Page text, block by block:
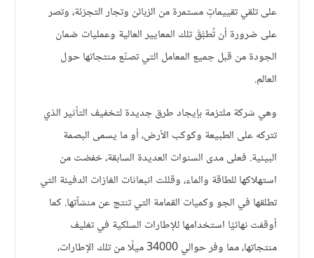
على تلقي تقييماتٍ مستمرة من الزبائن وتجار التجزئة، وتصر
على ضرورة أن تُطبَّقَ تلك المعايير العالية وعمليات ضمان
الجودة من قبل جميع المعامل التي تصنّع منتجاتها حول
العالم.
وهي شركة ملتزمة بإيجاد طرق جديدة لتخفيف التأثير الذي
تتركه على الطبيعة وكوكب الأرض، أو ما يسمى البصمة
البيئية. فعلى مدى السنوات العديدة السابقة، خفضت من
استهلاكها للطاقة والماء، وقللت انبعاثات الغازات الدفيئة التي
تطلقها في الجو وكميات القمامة التي تنتج عن منشآتها. كما
أوقفت نهائيًا استخدامها للإطارات السلكية في تغليف
منتجاتها، مما وفر حوالي 34000 ميلًا من تلك الإطارات،